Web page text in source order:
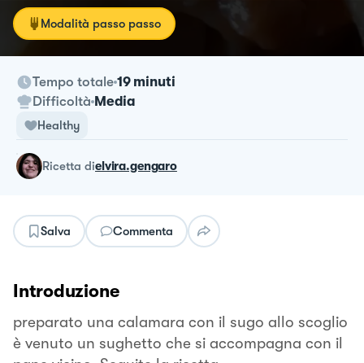
Modalità passo passo
Tempo totale 19 minuti
Difficoltà Media
Healthy
ricetta dielvira.gengaro
Salva Commenta
Introduzione
preparato una calamara con il sugo allo scoglio
è venuto un sughetto che si accompagna con il